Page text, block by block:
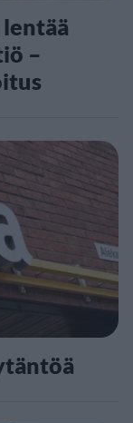
–